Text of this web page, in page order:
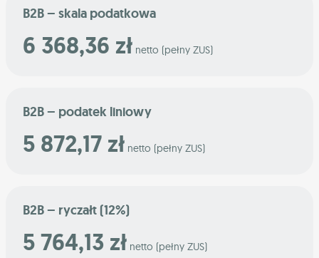
B2B – skala podatkowa
6 368,36 zł netto (pełny ZUS)
B2B – podatek liniowy
5 872,17 zł netto (pełny ZUS)
B2B – ryczałt (12%)
5 764,13 zł netto (pełny ZUS)